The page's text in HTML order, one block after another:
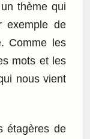
thème qui
exemple de
Comme les
mots et les
nous vient
étagères de